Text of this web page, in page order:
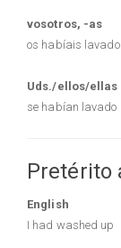
vosotros, -as
os habíais lavado
Uds./ellos/ellas
se habían lavado
Pretérito
English
I had washed up